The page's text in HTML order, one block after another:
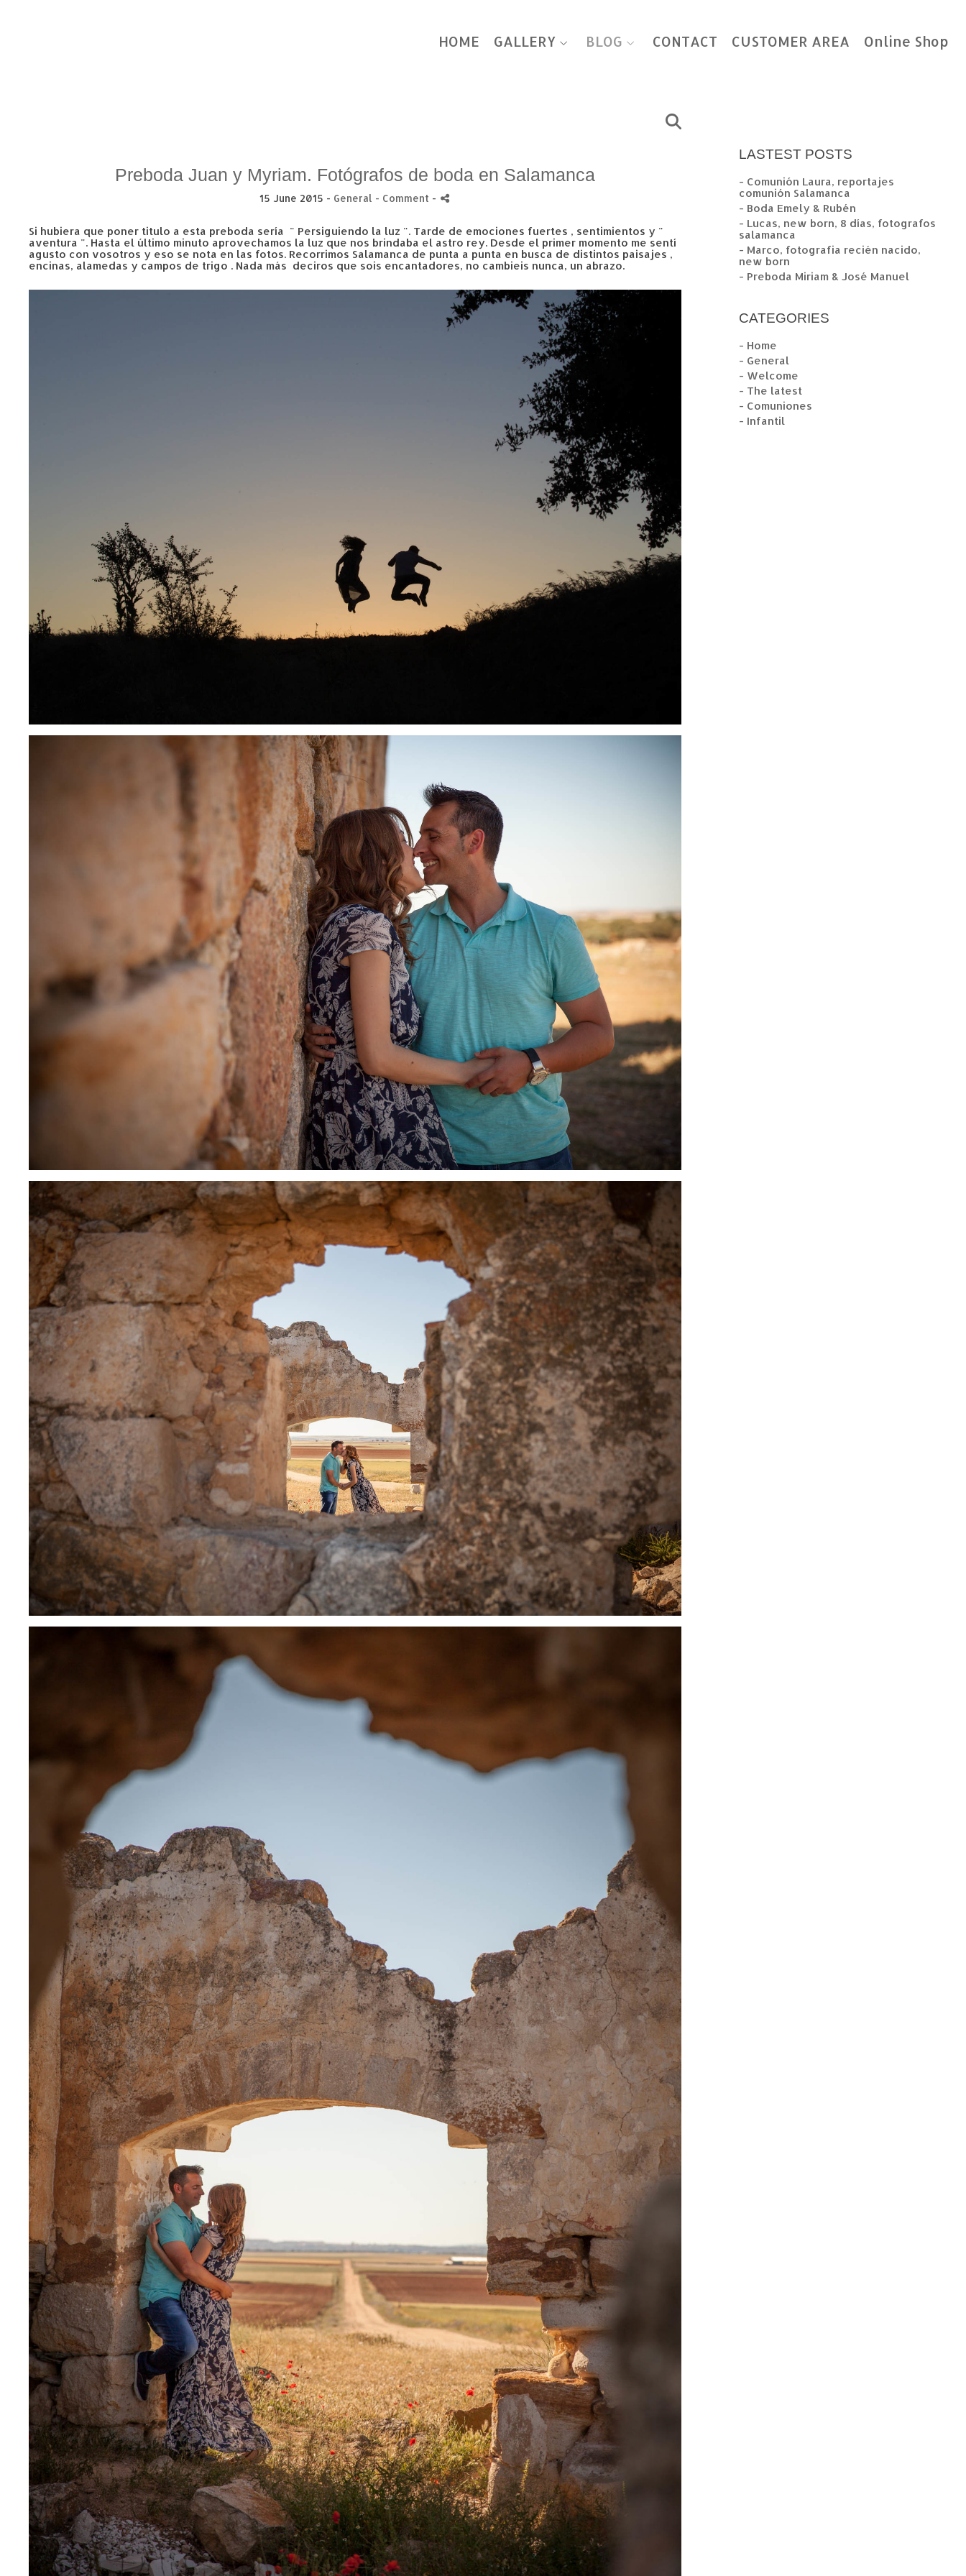
HOME GALLERY BLOG CONTACT CUSTOMER AREA Online Shop
Preboda Juan y Myriam. Fotógrafos de boda en Salamanca
15 June 2015 - General - Comment -
Si hubiera que poner titulo a esta preboda sería " Persiguiendo la luz ". Tarde de emociones fuertes , sentimientos y "
aventura ". Hasta el último minuto aprovechamos la luz que nos brindaba el astro rey. Desde el primer momento me sentí
agusto con vosotros y eso se nota en las fotos. Recorrimos Salamanca de punta a punta en busca de distintos paisajes ,
encinas, alamedas y campos de trigo . Nada más deciros que sois encantadores, no cambieis nunca, un abrazo.
LASTEST POSTS
- Comunión Laura, reportajes
comunión Salamanca
- Boda Emely & Rubén
- Lucas, new born, 8 días, fotografos
salamanca
- Marco, fotografia recién nacido,
new born
- Preboda Miriam & José Manuel
CATEGORIES
- Home
- General
- Welcome
- The latest
- Comuniones
- Infantil